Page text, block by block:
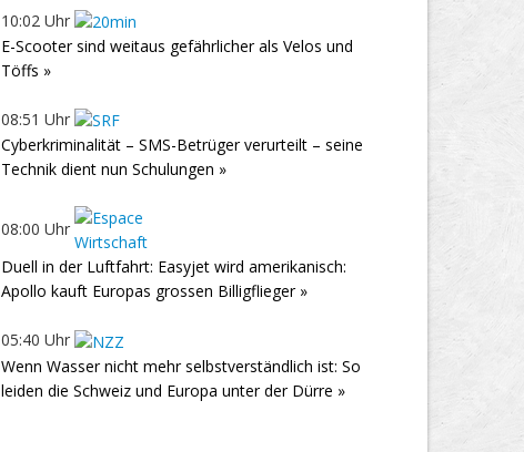
10:02 Uhr
E-Scooter sind weitaus gefährlicher als Velos und
Töffs »
08:51 Uhr
Cyberkriminalität – SMS-Betrüger verurteilt – seine
Technik dient nun Schulungen »
08:00 Uhr
Duell in der Luftfahrt: Easyjet wird amerikanisch:
Apollo kauft Europas grossen Billigflieger »
05:40 Uhr
Wenn Wasser nicht mehr selbstverständlich ist: So
leiden die Schweiz und Europa unter der Dürre »